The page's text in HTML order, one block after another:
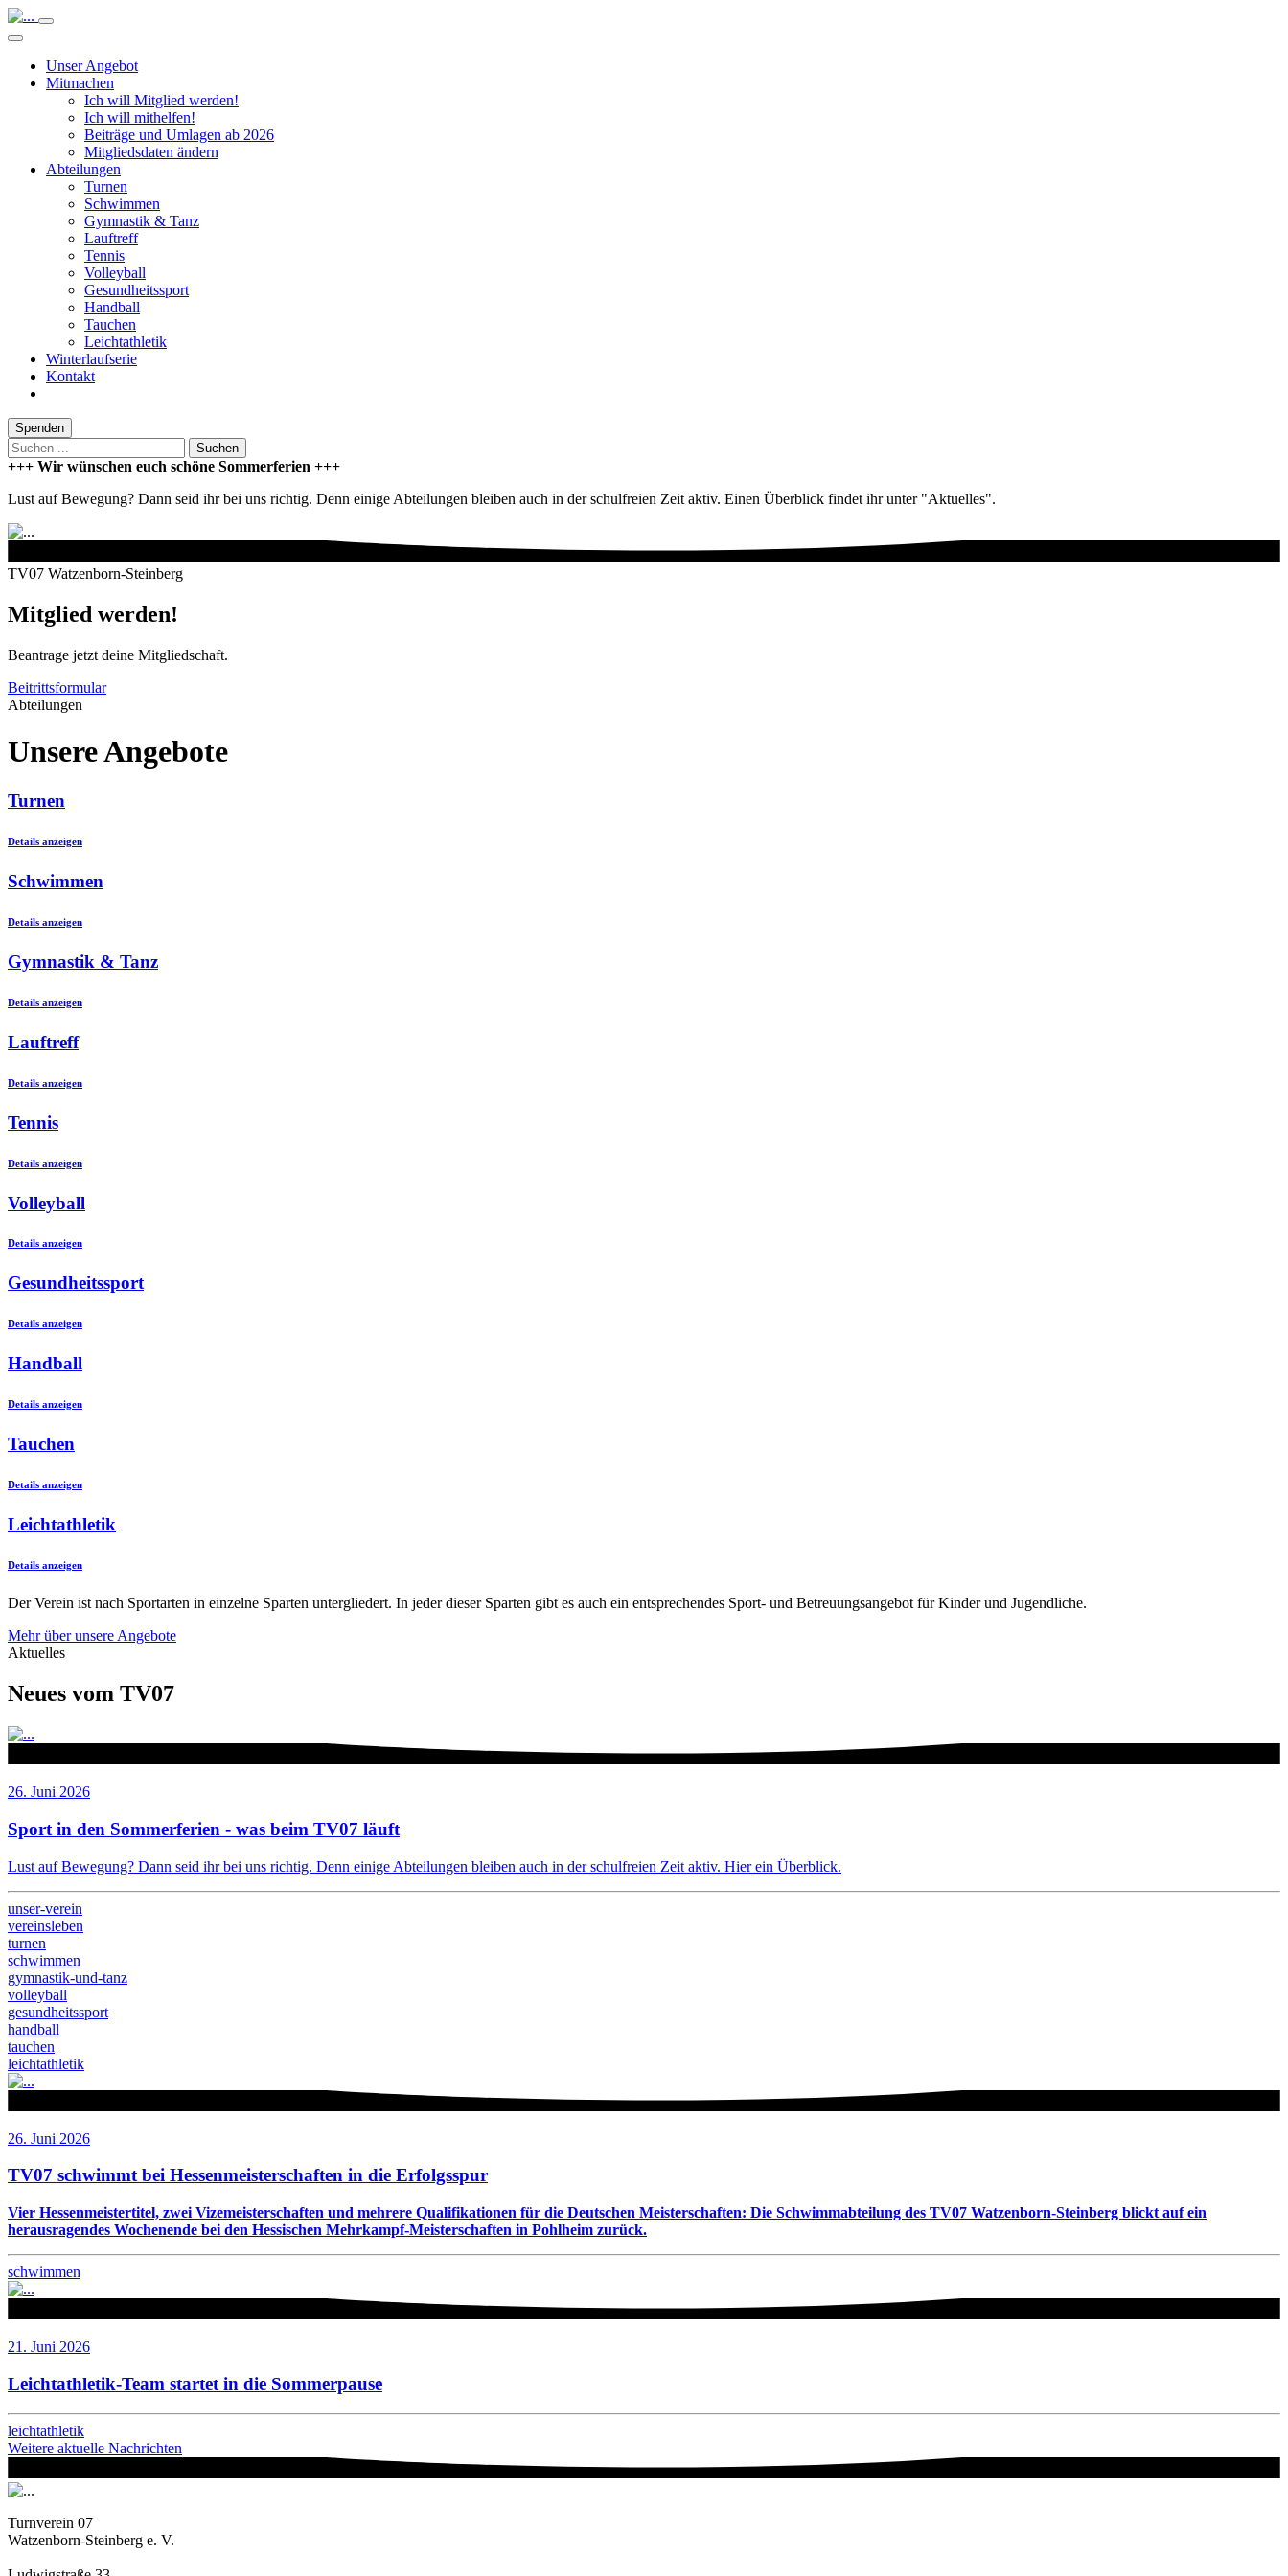
Unser Angebot
Mitmachen
Ich will Mitglied werden!
Ich will mithelfen!
Beiträge und Umlagen ab 2026
Mitgliedsdaten ändern
Abteilungen
Turnen
Schwimmen
Gymnastik & Tanz
Lauftreff
Tennis
Volleyball
Gesundheitssport
Handball
Tauchen
Leichtathletik
Winterlaufserie
Kontakt
Spenden
Suchen
+++ Wir wünschen euch schöne Sommerferien +++
Lust auf Bewegung? Dann seid ihr bei uns richtig. Denn einige Abteilungen bleiben auch in der schulfreien Zeit aktiv. Einen Überblick findet ihr unter "Aktuelles".
TV07 Watzenborn-Steinberg
Mitglied werden!
Beantrage jetzt deine Mitgliedschaft.
Beitrittsformular
Abteilungen
Unsere Angebote
Turnen
Details anzeigen
Schwimmen
Details anzeigen
Gymnastik & Tanz
Details anzeigen
Lauftreff
Details anzeigen
Tennis
Details anzeigen
Volleyball
Details anzeigen
Gesundheitssport
Details anzeigen
Handball
Details anzeigen
Tauchen
Details anzeigen
Leichtathletik
Details anzeigen
Der Verein ist nach Sportarten in einzelne Sparten untergliedert. In jeder dieser Sparten gibt es auch ein entsprechendes Sport- und Betreuungsangebot für Kinder und Jugendliche.
Mehr über unsere Angebote
Aktuelles
Neues vom TV07
26. Juni 2026
Sport in den Sommerferien - was beim TV07 läuft
Lust auf Bewegung? Dann seid ihr bei uns richtig. Denn einige Abteilungen bleiben auch in der schulfreien Zeit aktiv. Hier ein Überblick.
unser-verein
vereinsleben
turnen
schwimmen
gymnastik-und-tanz
volleyball
gesundheitssport
handball
tauchen
leichtathletik
26. Juni 2026
TV07 schwimmt bei Hessenmeisterschaften in die Erfolgsspur
Vier Hessenmeistertitel, zwei Vizemeisterschaften und mehrere Qualifikationen für die Deutschen Meisterschaften: Die Schwimmabteilung des TV07 Watzenborn-Steinberg blickt auf ein
herausragendes Wochenende bei den Hessischen Mehrkampf-Meisterschaften in Pohlheim zurück.
schwimmen
21. Juni 2026
Leichtathletik-Team startet in die Sommerpause
leichtathletik
Weitere aktuelle Nachrichten
Turnverein 07
Watzenborn-Steinberg e. V.